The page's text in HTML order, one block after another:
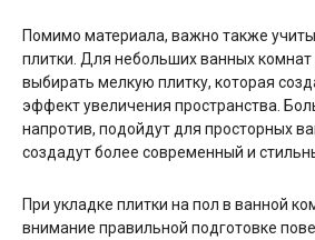
Помимо материала, важно также
плитки. Для небольших ванных комнат
выбирать мелкую плитку, которая
эффект увеличения пространства.
напротив, подойдут для просторных
создадут более современный и
При укладке плитки на пол в ванной
внимание правильной подготовке